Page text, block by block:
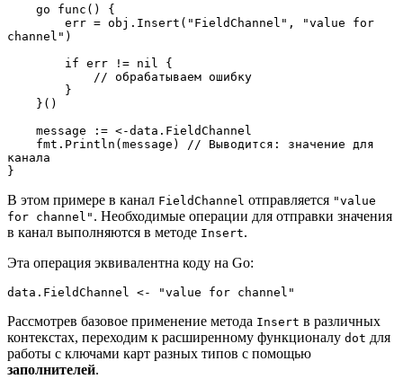
    go func() {
channel")
        if err != nil {
            // обрабатываем ошибку
        }
    }()
    message := <-data.FieldChannel
канала
}
В этом примере в канал FieldChannel отправляется "value
for channel" . Необходимые операции для отправки значения
в канал выполняются в методе Insert.
Эта операция эквивалентна коду на Go:
data.FieldChannel <- "value for channel"
Рассмотрев базовое применение метода Insert в различных
контекстах, переходим к расширенному функционалу dot для
работы с ключами карт разных типов с помощью
заполнителей.